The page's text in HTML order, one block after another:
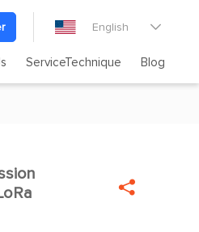
English 
ServiceTechnique Blog
 